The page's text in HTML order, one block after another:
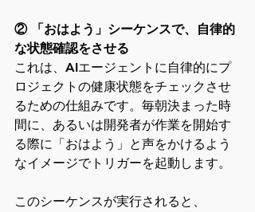
② 「おはよう」シーケンスで、自律的
な状態確認をさせる
これは、AIエージェントに自律的にプ
ロジェクトの健康状態をチェックさせ
るための仕組みです。毎朝決まった時
間に、あるいは開発者が作業を開始す
る際に「おはよう」と声をかけるよう
なイメージでトリガーを起動します。
このシーケンスが実行されると、